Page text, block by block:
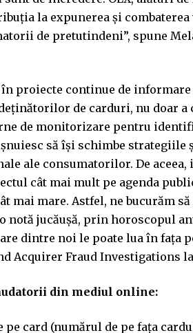
la expunerea și
de pretutindeni”, spune
proiecte continue de
de carduri, nu doar
de monitorizare pentru
să își schimbe strategiile
ale consumatorilor. De
cât mai mult pe agenda
mai mare. Astfel, ne bucurăm
notă jucăușă, prin horoscopul
dintre noi le poate lua în fața
Acquirer Fraud Investigations
din mediul online:
pe card (numărul de pe fața